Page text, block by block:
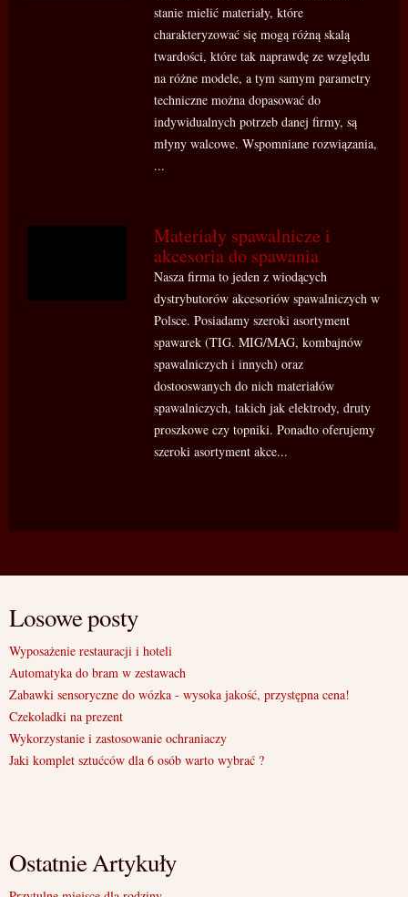
stanie mielić materiały, które
charakteryzować się mogą różną skalą
twardości, które tak naprawdę ze względu
na różne modele, a tym samym parametry
techniczne można dopasować do
indywidualnych potrzeb danej firmy, są
młyny walcowe. Wspomniane rozwiązania,
...
Materiały spawalnicze i
akcesoria do spawania
Nasza firma to jeden z wiodących
dystrybutorów akcesoriów spawalniczych w
Polsce. Posiadamy szeroki asortyment
spawarek (TIG. MIG/MAG, kombajnów
spawalniczych i innych) oraz
dostooswanych do nich materiałów
spawalniczych, takich jak elektrody, druty
proszkowe czy topniki. Ponadto oferujemy
szeroki asortyment akce...
Losowe posty
Wyposażenie restauracji i hoteli
Automatyka do bram w zestawach
Zabawki sensoryczne do wózka - wysoka jakość, przystępna cena!
Czekoladki na prezent
Wykorzystanie i zastosowanie ochraniaczy
Jaki komplet sztućców dla 6 osób warto wybrać ?
Ostatnie Artykuły